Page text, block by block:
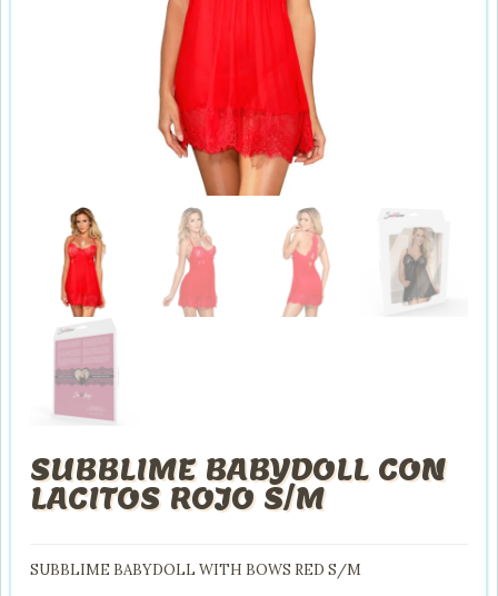
SUBBLIME BABYDOLL CON
LACITOS ROJO S/M
SUBBLIME BABYDOLL WITH BOWS RED S/M